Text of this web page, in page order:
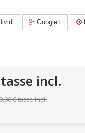
Google+
tasse incl.
€tasse incl.